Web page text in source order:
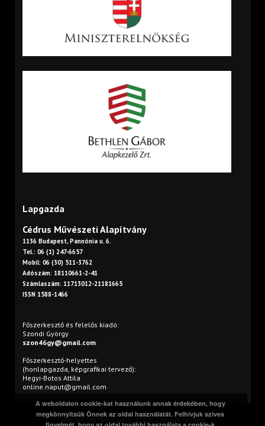
Lapgazda
Cédrus Művészeti Alapítvány
1136 Budapest, Pannónia u. 6.
Tel.: 06 (1) 247-6657
Mobil: 06 (30) 511-3762
Adószám: 18110661-2-41
Számlaszám: 11713012-21181665
ISSN 1588-1466
Főszerkesztő és felelős kiadó:
Szondi György
szon46gy@gmail.com
Főszerkesztő-helyettes
(honlapgazda, képgrafikai tervező):
Hegyi-Botos Attila
online.naput@gmail.com
Minden jog fenntartva. © 2016 Napút Online
A weboldalon cookie-kat használunk annak érdekében, hogy
megkönnyítsük Önnek az oldal használatát. Felhívjuk szíves